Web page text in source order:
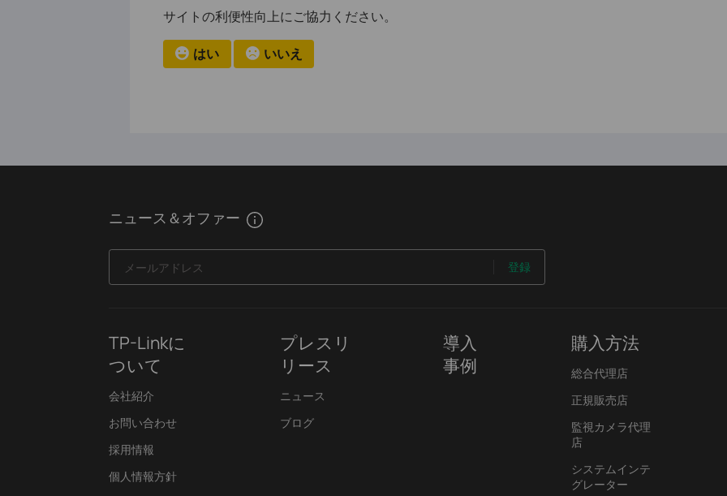
サイトの利便性向上にご協力ください。
はい いいえ
ニュース＆オファー
メールアドレス 登録
TP-Linkに
ついて
会社紹介
お問い合わせ
採用情報
個人情報方針
プレスリ
リース
ニュース
ブログ
導入
事例
購入方法
総合代理店
正規販売店
監視カメラ代理
店
システムインテ
グレーター